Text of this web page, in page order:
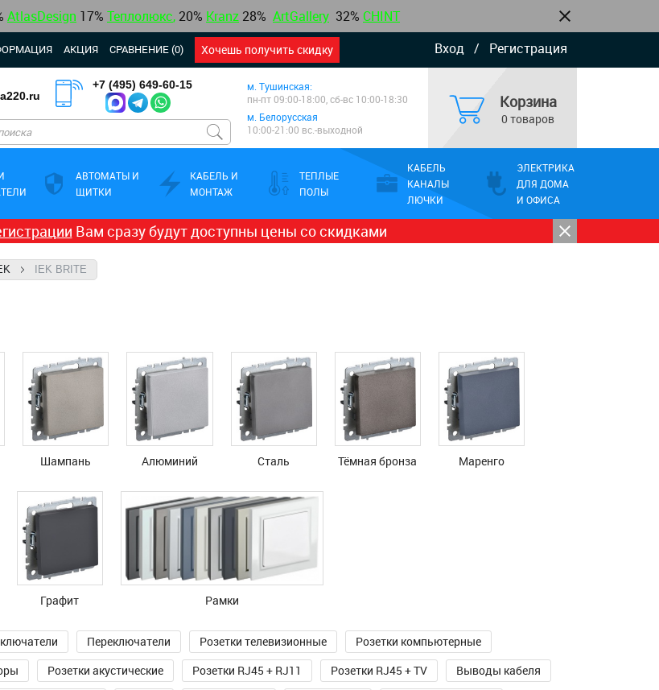
AtlasDesign 17% Теплолюкс, 20% Kranz 28% ArtGallery 32% CHINT
Вход / Регистрация
АКЦИЯ СРАВНЕНИЕ (0) Хочешь получить скидку
+7 (495) 649-60-15
м. Тушинская:
пн-пт 09:00-18:00, сб-вс 10:00-18:30
м. Белорусская
10:00-21:00 вс.-выходной
Корзина
0 товаров
АВТОМАТЫ И
ЩИТКИ
КАБЕЛЬ И
МОНТАЖ
ТЕПЛЫЕ
ПОЛЫ
КАБЕЛЬ
КАНАЛЫ
ЛЮЧКИ
ЭЛЕКТРИКА
ДЛЯ ДОМА
И ОФИСА
Вам сразу будут доступны цены со скидками
IEK BRITE
Шампань Алюминий Сталь Тёмная бронза Маренго
Графит Рамки
Переключатели Розетки телевизионные
Розетки компьютерные
Розетки акустические Розетки RJ45 + RJ11 Розетки RJ45 + TV
Выводы кабеля